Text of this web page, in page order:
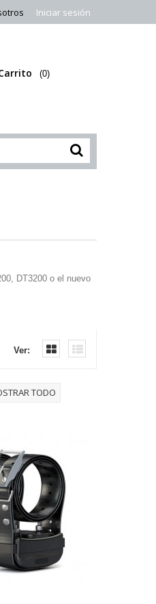
Iniciar sesión
(0)
DT3200 o el nuevo
Ver:
TODO